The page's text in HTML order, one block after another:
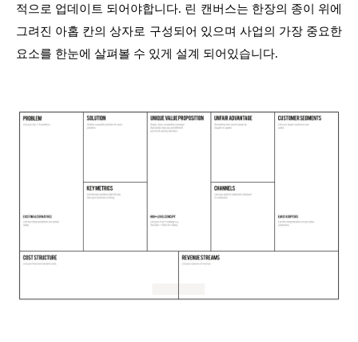
적으로 업데이트 되어야합니다. 린 캔버스는 한장의 종이 위에
그려진 아홉 칸의 상자로 구성되어 있으며 사업의 가장 중요한
요소를 한눈에 살펴볼 수 있게 설계 되어있습니다.